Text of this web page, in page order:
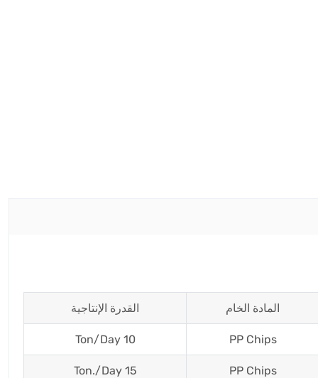
المادة الخام القدرة الإنتاجية
PP Chips
10 Ton/Day
PP Chips
15 Ton./Day